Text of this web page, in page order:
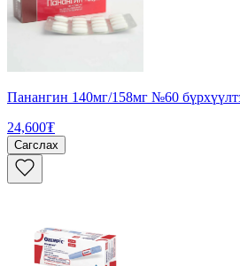
Панангин 140мг/158мг №60
24,600₮
Сагслах